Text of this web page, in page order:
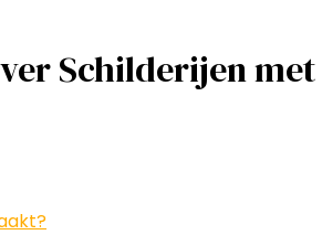
Schilderijen met